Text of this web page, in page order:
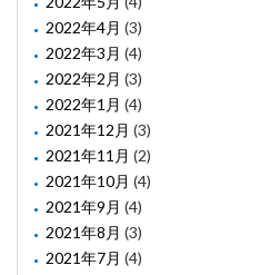
2022年4月 (3)
2022年3月 (4)
2022年2月 (3)
2022年1月 (4)
2021年12月 (3)
2021年11月 (2)
2021年10月 (4)
2021年9月 (4)
2021年8月 (3)
2021年7月 (4)